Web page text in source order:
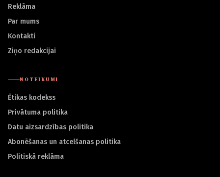
Reklāma
Par mums
Kontakti
Ziņo redakcijai
NOTEIKUMI
Ētikas kodekss
Privātuma politika
Datu aizsardzības politika
Abonēšanas un atcelšanas politika
Politiskā reklāma